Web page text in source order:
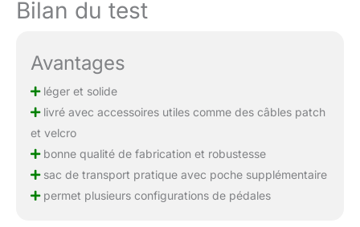
Bilan du test
Avantages
léger et solide
livré avec accessoires utiles comme des câbles patch
et velcro
bonne qualité de fabrication et robustesse
sac de transport pratique avec poche supplémentaire
permet plusieurs configurations de pédales